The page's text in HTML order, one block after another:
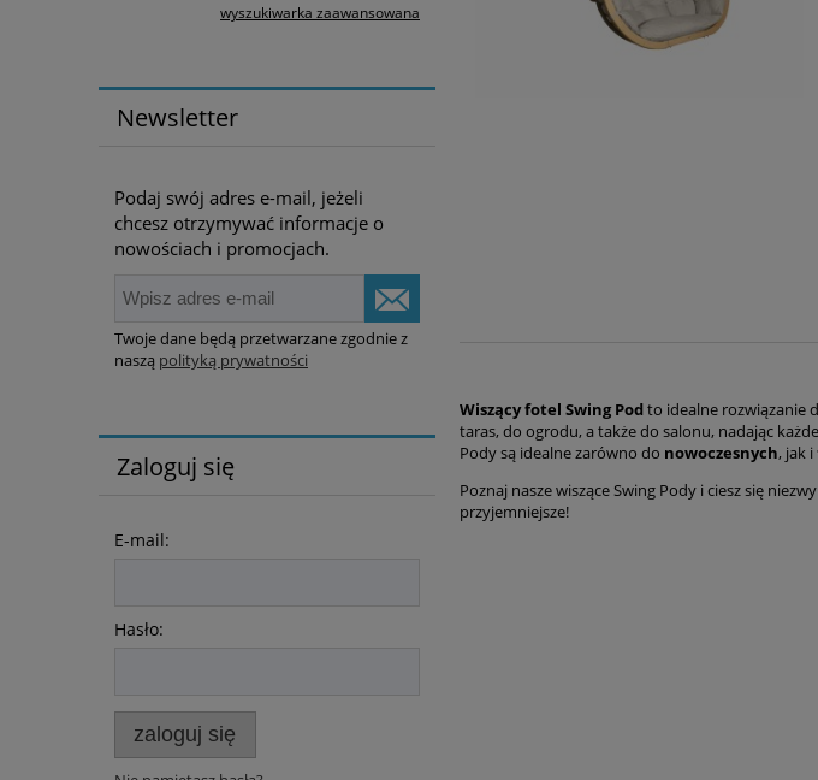
wyszukiwarka zaawansowana
Newsletter
Podaj swój adres e-mail, jeżeli
chcesz otrzymywać informacje o
nowościach i promocjach.
Twoje dane będą przetwarzane zgodnie z
naszą polityką prywatności
Zaloguj się
E-mail:
Hasło:
zaloguj się
Wiszący fotel Swing Podto idealne rozwiązanie
taras, do ogrodu, a także do salonu, nadając
Pody są idealne zarówno do nowoczesnych, jak i
Poznaj nasze wiszące Swing Pody i ciesz się
przyjemniejsze!